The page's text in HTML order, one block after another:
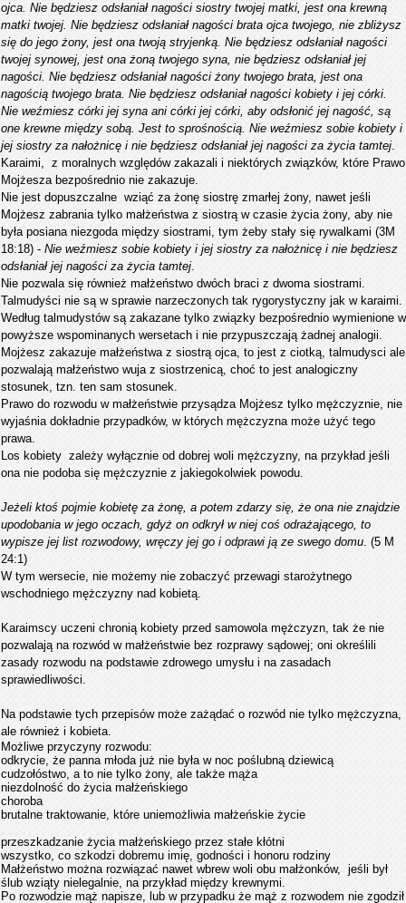
ojca. Nie będziesz odsłaniał nagości siostry twojej matki, jest ona krewną
matki twojej. Nie będziesz odsłaniał nagości brata ojca twojego, nie zbliżysz
się do jego żony, jest ona twoją stryjenką. Nie będziesz odsłaniał nagości
twojej synowej, jest ona żoną twojego syna, nie będziesz odsłaniał jej
nagości. Nie będziesz odsłaniał nagości żony twojego brata, jest ona
nagością twojego brata. Nie będziesz odsłaniał nagości kobiety i jej córki.
Nie weźmiesz córki jej syna ani córki jej córki, aby odsłonić jej nagość, są
one krewne między sobą. Jest to sprośnością. Nie weźmiesz sobie kobiety i
jej siostry za nałożnicę i nie będziesz odsłaniał jej nagości za życia tamtej.
Karaimi, z moralnych względów zakazali i niektórych związków, które Prawo
Mojżesza bezpośrednio nie zakazuje.
Nie jest dopuszczalne wziąć za żonę siostrę zmarłej żony, nawet jeśli
Mojżesz zabrania tylko małżeństwa z siostrą w czasie życia żony, aby nie
była posiana niezgoda między siostrami, tym żeby stały się rywalkami (3M
18:18) - Nie weźmiesz sobie kobiety i jej siostry za nałożnicę i nie będziesz
odsłaniał jej nagości za życia tamtej.
Nie pozwala się również małżeństwo dwóch braci z dwoma siostrami.
Talmudyści nie są w sprawie narzeczonych tak rygorystyczny jak w karaimi.
Według talmudystów są zakazane tylko związky bezpośrednio wymienione w
powyższe wspominanych wersetach i nie przypuszczają żadnej analogii.
Mojżesz zakazuje małżeństwa z siostrą ojca, to jest z ciotką, talmudysci ale
pozwalają małżeństwo wuja z siostrzenicą, choć to jest analogiczny
stosunek, tzn. ten sam stosunek.
Prawo do rozwodu w małżeństwie przysądza Mojżesz tylko mężczyznie, nie
wyjaśnia dokładnie przypadków, w których mężczyzna może użyć tego
prawa.
Los kobiety zależy wyłącznie od dobrej woli mężczyzny, na przykład jeśli
ona nie podoba się mężczyznie z jakiegokolwiek powodu.
Jeżeli ktoś pojmie kobietę za żonę, a potem zdarzy się, że ona nie znajdzie
upodobania w jego oczach, gdyż on odkrył w niej coś odrażającego, to
wypisze jej list rozwodowy, wręczy jej go i odprawi ją ze swego domu. (5 M
24:1)
W tym wersecie, nie możemy nie zobaczyć przewagi starożytnego
wschodniego mężczyzny nad kobietą.
Karaimscy uczeni chronią kobiety przed samowola mężczyzn, tak że nie
pozwalają na rozwód w małżeństwie bez rozprawy sądowej; oni określili
zasady rozwodu na podstawie zdrowego umysłu i na zasadach
sprawiedliwości.
Na podstawie tych przepisów może zażądać o rozwód nie tylko mężczyzna,
ale również i kobieta.
Możliwe przyczyny rozwodu:
odkrycie, że panna młoda już nie była w noc poślubną dziewicą
cudzołóstwo, a to nie tylko żony, ale także mąża
niezdolność do życia małżeńskiego
choroba
brutalne traktowanie, które uniemożliwia małżeńskie życie
przeszkadzanie życia małżeńskiego przez stałe kłótni
wszystko, co szkodzi dobremu imię, godności i honoru rodziny
Małżeństwo można rozwiązać nawet wbrew woli obu małżonków, jeśli był
ślub wziąty nielegalnie, na przykład między krewnymi.
Po rozwodzie mąż napisze, lub w przypadku że mąż z rozwodem nie zgodził